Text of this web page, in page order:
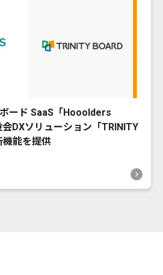
ード SaaS「Hooolders
DXソリューション「TRINITY
機能を提供